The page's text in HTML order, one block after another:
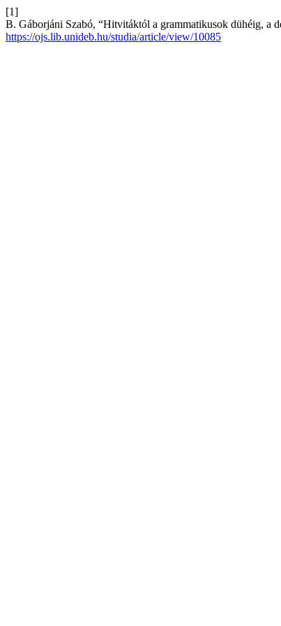
[1]
B. Gáborjáni Szabó, “Hitvitáktól a grammatikusok dühéig, a
https://ojs.lib.unideb.hu/studia/article/view/10085